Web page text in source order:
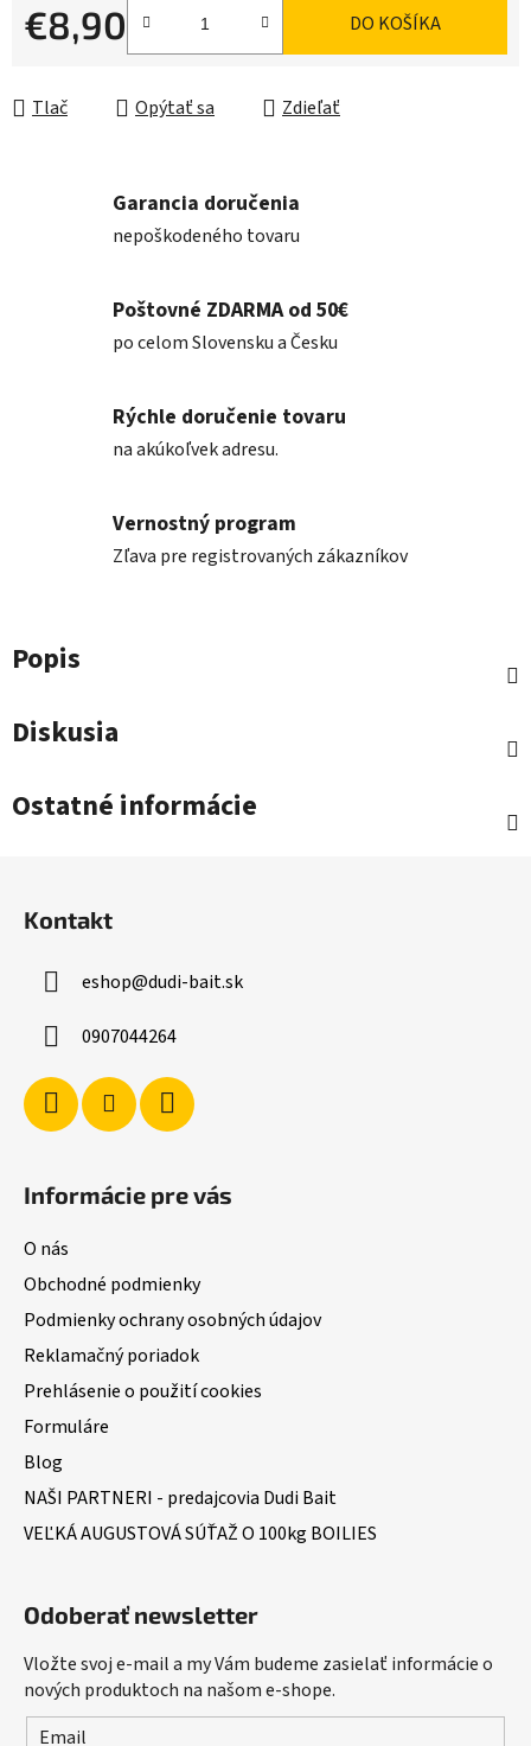
€8,90
Jednotková cena:
DO KOŠÍKA
Tlač Opýtať sa Zdieľať
Garancia doručenia
nepoškodeného tovaru
Poštovné ZDARMA od 50€
po celom Slovensku a Česku
Rýchle doručenie tovaru
na akúkoľvek adresu.
Vernostný program
Zľava pre registrovaných zákazníkov
Popis
Diskusia
Ostatné informácie
Kontakt
eshop@dudi-bait.sk
0907044264
Informácie pre vás
O nás
Obchodné podmienky
Podmienky ochrany osobných údajov
Reklamačný poriadok
Prehlásenie o použití cookies
Formuláre
Blog
NAŠI PARTNERI - predajcovia Dudi Bait
VEĽKÁ AUGUSTOVÁ SÚŤAŽ O 100kg BOILIES
Odoberať newsletter
Vložte svoj e-mail a my Vám budeme zasielať informácie o
nových produktoch na našom e-shope.
Email